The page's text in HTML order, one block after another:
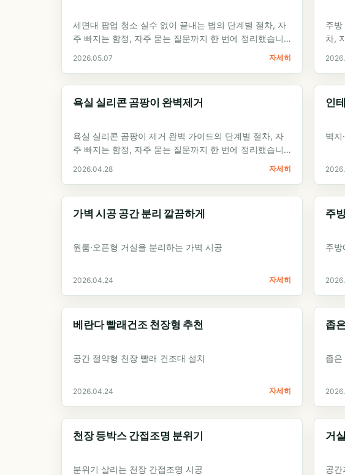
세면대 팝업 청소 실수 없이 끝내는 법의 단계별 절차, 자
주 빠지는 함정, 자주 묻는 질문까지 한 번에 정리했습니
2026.05.07 자세히
주방
차,
욕실 실리콘 곰팡이 완벽제거
욕실 실리콘 곰팡이 제거 완벽 가이드의 단계별 절차, 자
주 빠지는 함정, 자주 묻는 질문까지 한 번에 정리했습니
2026.04.28 자세히
인
벽지
가벽 시공 공간 분리 깔끔하게
원룸·오픈형 거실을 분리하는 가벽 시공
2026.04.24 자세히
주
주방
베란다 빨래건조 천장형 추천
공간 절약형 천장 빨래 건조대 설치
2026.04.24 자세히
좁
좁은
천장 등박스 간접조명 분위기
분위기 살리는 천장 간접조명 시공
거
공간